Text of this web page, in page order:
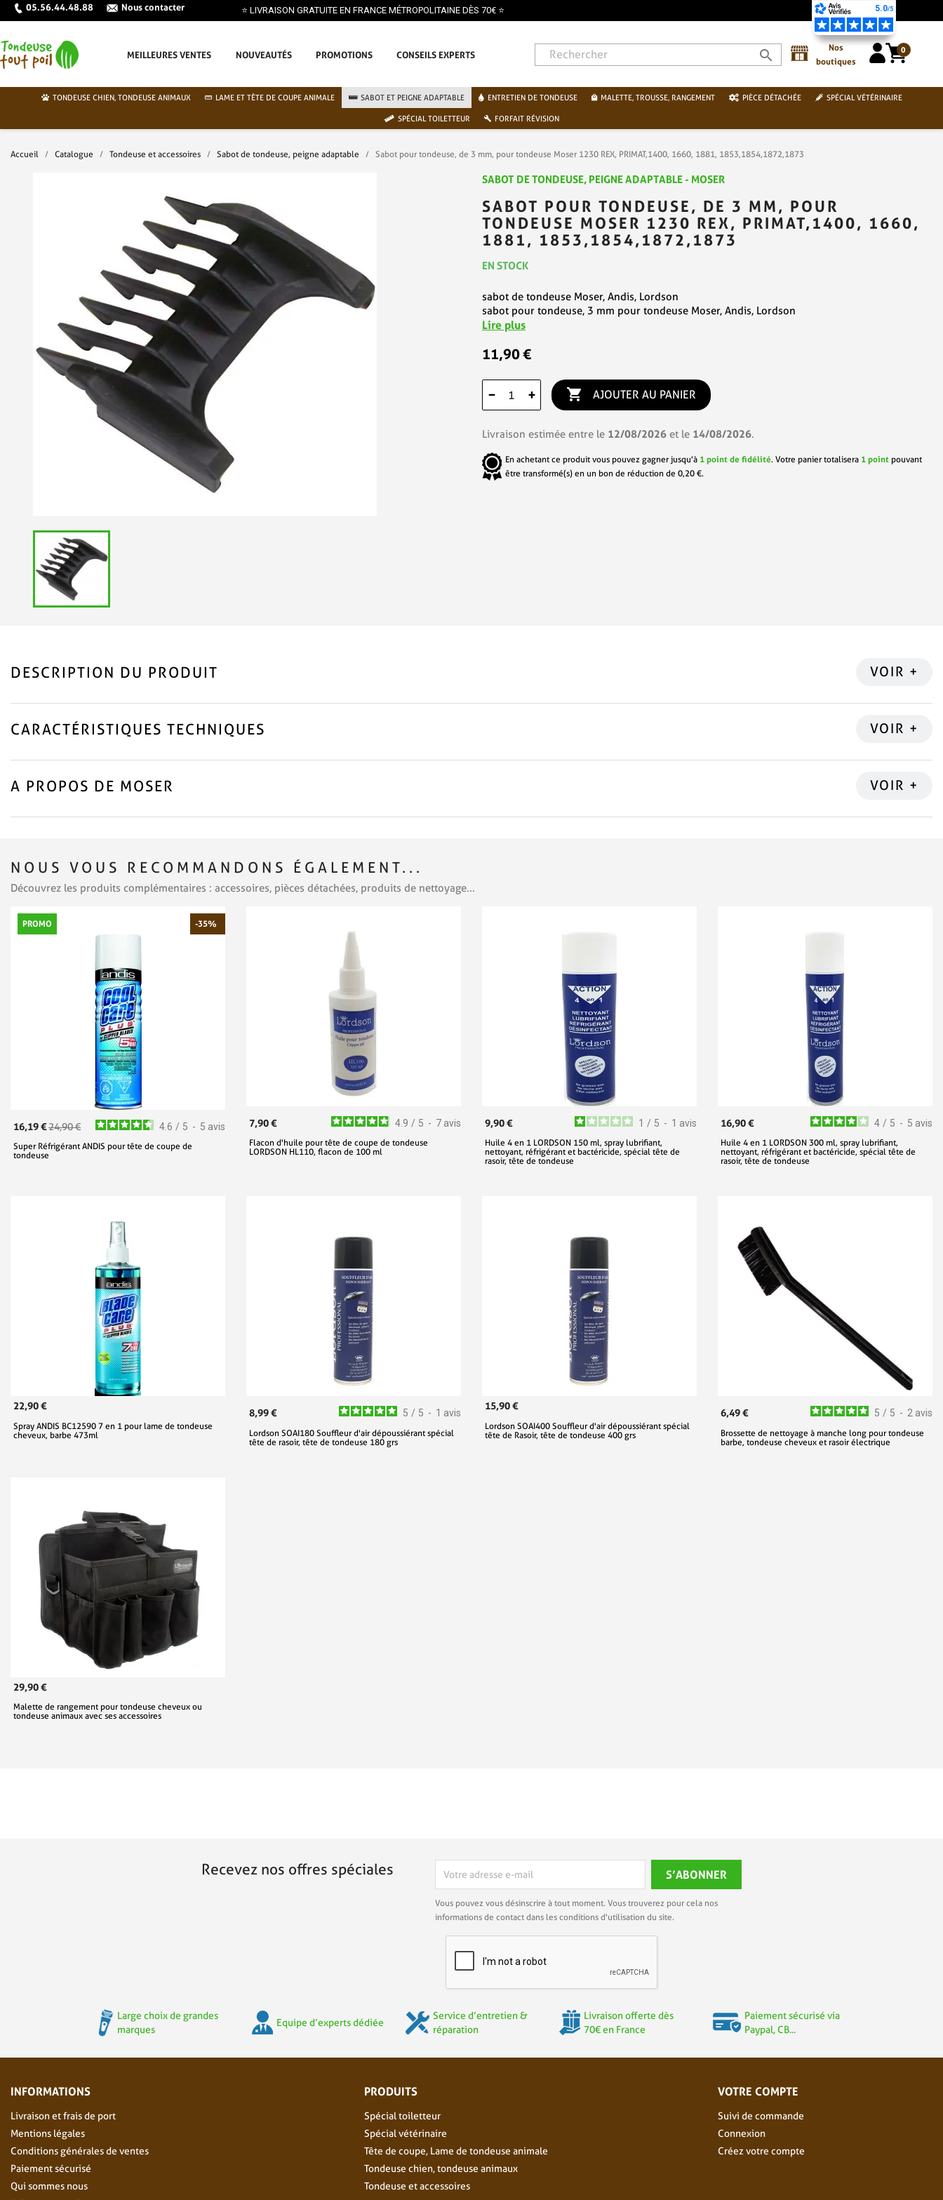
05.56.44.48.88 Nous contacter
MEILLEURES VENTES NOUVEAUTÉS PROMOTIONS CONSEILS EXPERTS search
Nos
boutiques
0
TONDEUSE CHIEN, TONDEUSE ANIMAUX LAME ET TÊTE DE COUPE ANIMALE SABOT ET PEIGNE ADAPTABLE ENTRETIEN DE TONDEUSE MALETTE, TROUSSE, RANGEMENT PIÈCE DÉTACHÉE SPÉCIAL VÉTÉRINAIRE
SPÉCIAL TOILETTEUR FORFAIT RÉVISION
Accueil Catalogue Tondeuse et accessoires Sabot de tondeuse, peigne adaptable Sabot pour tondeuse, de 3 mm, pour tondeuse Moser 1230 REX, PRIMAT,1400, 1660, 1881, 1853,1854,1872,1873
SABOT DE TONDEUSE, PEIGNE ADAPTABLE - MOSER
SABOT POUR TONDEUSE, DE 3 MM, POUR
TONDEUSE MOSER 1230 REX, PRIMAT,1400, 1660,
1881, 1853,1854,1872,1873
EN STOCK
sabot de tondeuse Moser, Andis, Lordson
sabot pour tondeuse, 3 mm pour tondeuse Moser, Andis, Lordson
Lire plus
11,90 €
− +  AJOUTER AU PANIER
Livraison estimée entre le 12/08/2026 et le 14/08/2026.
En achetant ce produit vous pouvez gagner jusqu'à 1 point de fidélité. Votre panier totalisera 1 point pouvant
être transformé(s) en un bon de réduction de 0,20 €.
DESCRIPTION DU PRODUIT
CARACTÉRISTIQUES TECHNIQUES
A PROPOS DE MOSER
NOUS VOUS RECOMMANDONS ÉGALEMENT...
Découvrez les produits complémentaires : accessoires, pièces détachées, produits de nettoyage...
PROMO -35%
4.6 / 5 - 5 avis
16,19 €24,90 €
Super Réfrigérant ANDIS pour tête de coupe de
tondeuse
4.9 / 5 - 7 avis
7,90 €
Flacon d'huile pour tête de coupe de tondeuse
LORDSON HL110, flacon de 100 ml
1 / 5 - 1 avis
9,90 €
Huile 4 en 1 LORDSON 150 ml, spray lubrifiant,
nettoyant, réfrigérant et bactéricide, spécial tête de
rasoir, tête de tondeuse
4 / 5 - 5 avis
16,90 €
Huile 4 en 1 LORDSON 300 ml, spray lubrifiant,
nettoyant, réfrigérant et bactéricide, spécial tête de
rasoir, tête de tondeuse
22,90 €
Spray ANDIS BC12590 7 en 1 pour lame de tondeuse
cheveux, barbe 473ml
5 / 5 - 1 avis
8,99 €
Lordson SOAI180 Souffleur d'air dépoussiérant spécial
tête de rasoir, tête de tondeuse 180 grs
15,90 €
Lordson SOAI400 Souffleur d'air dépoussiérant spécial
tête de Rasoir, tête de tondeuse 400 grs
5 / 5 - 2 avis
6,49 €
Brossette de nettoyage à manche long pour tondeuse
barbe, tondeuse cheveux et rasoir électrique
29,90 €
Malette de rangement pour tondeuse cheveux ou
tondeuse animaux avec ses accessoires
Recevez nos offres spéciales
Vous pouvez vous désinscrire à tout moment. Vous trouverez pour cela nos
informations de contact dans les conditions d'utilisation du site.
Large choix de grandes
marques
Equipe d’experts dédiée
Service d’entretien &
réparation
Livraison offerte dès
70€ en France
Paiement sécurisé via
Paypal, CB...
INFORMATIONS
Livraison et frais de port
Mentions légales
Conditions générales de ventes
Paiement sécurisé
Qui sommes nous
PRODUITS
Spécial toiletteur
Spécial vétérinaire
Tête de coupe, Lame de tondeuse animale
Tondeuse chien, tondeuse animaux
Tondeuse et accessoires
VOTRE COMPTE
Suivi de commande
Connexion
Créez votre compte